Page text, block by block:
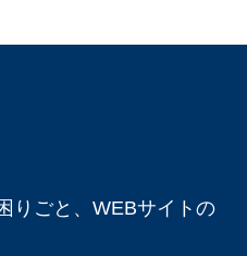
りとこんな感じで
) 2人目：「い、いつ
イズ大会とビンゴ
合写真を撮りまし
りごと、WEBサイトの